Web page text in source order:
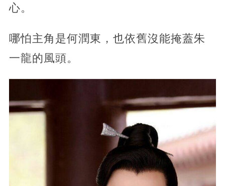
心。
哪怕主角是何潤東，也依舊沒能掩蓋朱
一龍的風頭。